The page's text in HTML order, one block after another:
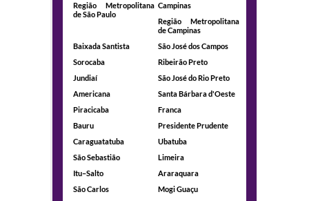
Região Metropolitana
de São Paulo
Campinas
Região Metropolitana
de Campinas
Baixada Santista
São José dos Campos
Sorocaba
Ribeirão Preto
Jundiaí
São José do Rio Preto
Americana
Santa Bárbara d'Oeste
Piracicaba
Franca
Bauru
Presidente Prudente
Caraguatatuba
Ubatuba
São Sebastião
Limeira
Itu–Salto
Araraquara
São Carlos
Mogi Guaçu